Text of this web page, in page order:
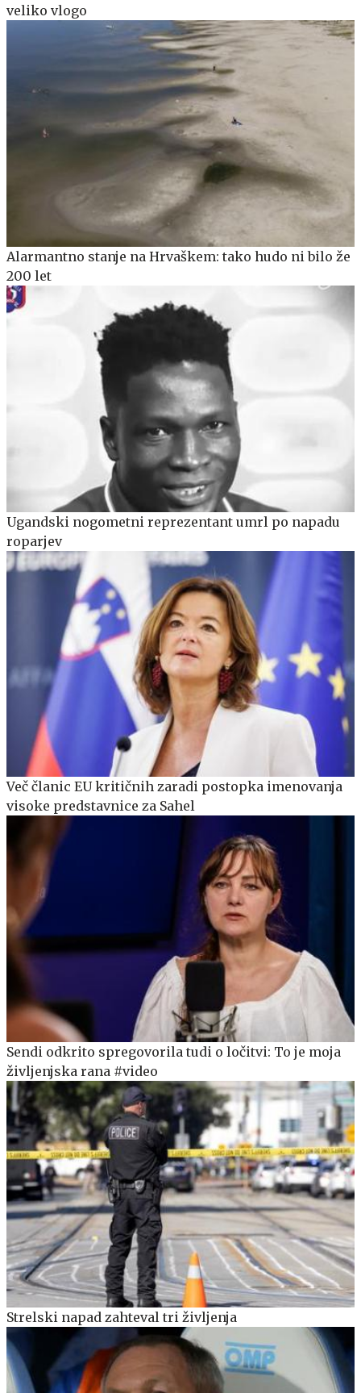
veliko vlogo
Alarmantno stanje na Hrvaškem: tako hudo ni bilo že
200 let
Ugandski nogometni reprezentant umrl po napadu
roparjev
Več članic EU kritičnih zaradi postopka imenovanja
visoke predstavnice za Sahel
Sendi odkrito spregovorila tudi o ločitvi: To je moja
življenjska rana #video
Strelski napad zahteval tri življenja